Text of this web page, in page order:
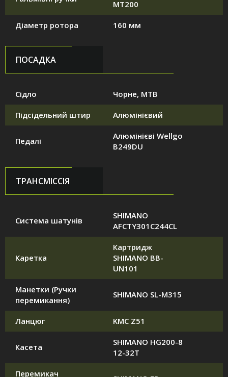
MT200
Діаметр ротора 160 мм
ПОСАДКА
Сідло Чорне, MTB
Підсідельний штир Алюмінієвий
Педалі
Алюмінієві Wellgo
B249DU
ТРАНСМІССІЯ
Система шатунів
SHIMANO
AFCTY301C244CL
Каретка
Картридж
SHIMANO BB-
UN101
Манетки (Ручки
перемикання)
SHIMANO SL-M315
Ланцюг KMC Z51
Касета
SHIMANO HG200-8
12-32T
Перемикач